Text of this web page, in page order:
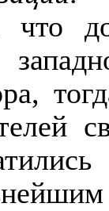
что